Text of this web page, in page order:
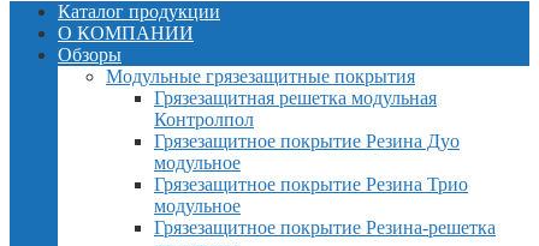
Каталог продукции
О КОМПАНИИ
Обзоры
Модульные грязезащитные покрытия
Грязезащитная решетка модульная
Контролпол
Грязезащитное покрытие Резина Дуо
модульное
Грязезащитное покрытие Резина Трио
модульное
Грязезащитное покрытие Резина-решетка